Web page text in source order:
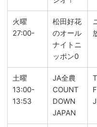
火曜
27:00-
松田好花
のオール
ナイトニ
ッポン0
土曜
13:00-
13:53
JA全農
COUNT
DOWN
JAPAN